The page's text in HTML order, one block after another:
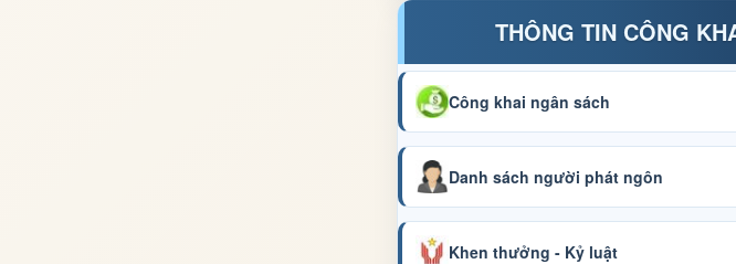
THÔNG TIN CÔNG
Công khai ngân sách
Danh sách người phát ngôn
Khen thưởng - Kỷ luật